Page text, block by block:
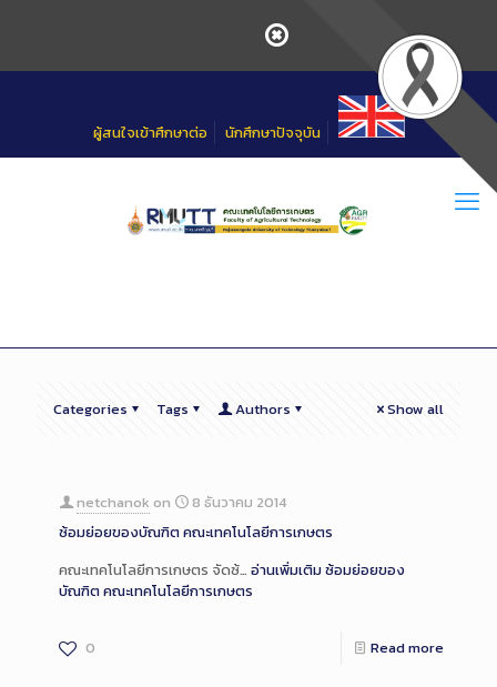
ผู้สนใจเข้าศึกษาต่อ นักศึกษาปัจจุบัน
Categories Tags Authors Show all
netchanok on
8 ธันวาคม 2014
ซ้อมย่อยของบัณฑิต คณะเทคโนโลยีการเกษตร
คณะเทคโนโลยีการเกษตร จัดซ้… อ่านเพิ่มเติมซ้อมย่อยของ
บัณฑิต คณะเทคโนโลยีการเกษตร
0 Read more